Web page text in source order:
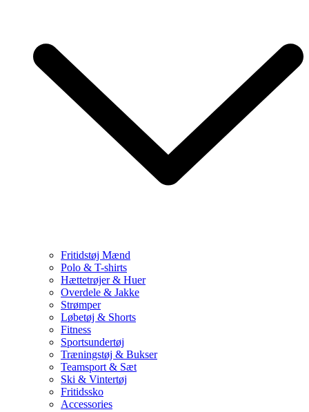
Fritidstøj Mænd
Polo & T-shirts
Hættetrøjer & Huer
Overdele & Jakke
Strømper
Løbetøj & Shorts
Fitness
Sportsundertøj
Træningstøj & Bukser
Teamsport & Sæt
Ski & Vintertøj
Fritidssko
Accessories